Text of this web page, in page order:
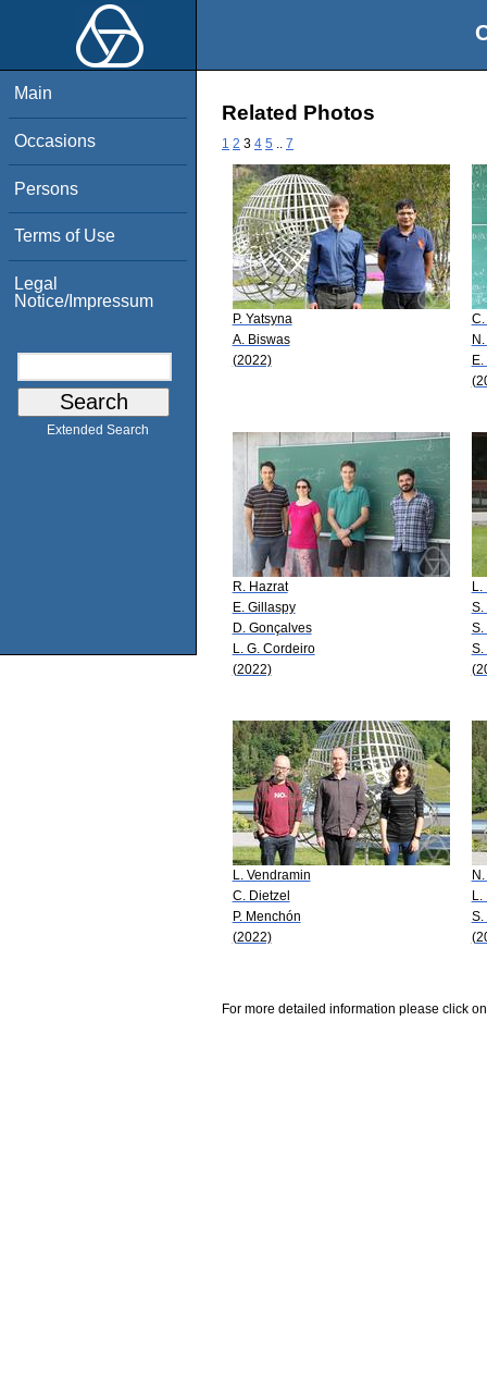
Main
Occasions
Persons
Terms of Use
Legal
Notice/Impressum
Extended Search
Related Photos
1 2 3 4 5 7
P. Yatsyna
A. Biswas
(2022)
R. Hazrat
E. Gillaspy
D. Gonçalves
L. G. Cordeiro
(2022)
L.
S.
S.
S.
L. Vendramin
C. Dietzel
P. Menchón
(2022)
L.
S.
For more detailed information please click